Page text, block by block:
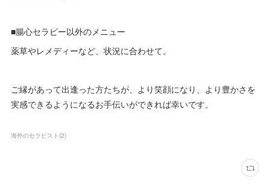
■腸心セラピー以外のメニュー
薬草やレメディーなど、状況に合わせて。
ご縁があって出逢った方たちが、より笑顔になり、より豊かさを
実感できるようになるお手伝いができれば幸いです。
海外のセラピスト (2)